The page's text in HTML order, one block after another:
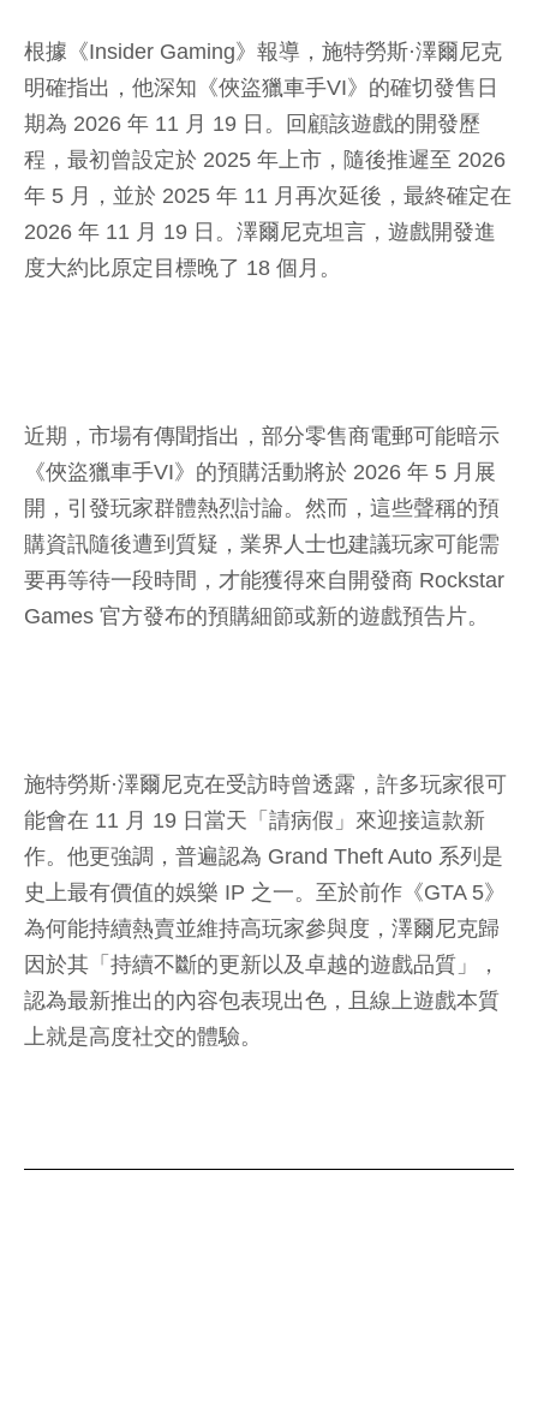
根據《Insider Gaming》報導，施特勞斯·澤爾尼克
明確指出，他深知《俠盜獵車手VI》的確切發售日
期為 2026 年 11 月 19 日。回顧該遊戲的開發歷
程，最初曾設定於 2025 年上市，隨後推遲至 2026
年 5 月，並於 2025 年 11 月再次延後，最終確定在
2026 年 11 月 19 日。澤爾尼克坦言，遊戲開發進
度大約比原定目標晚了 18 個月。
近期，市場有傳聞指出，部分零售商電郵可能暗示
《俠盜獵車手VI》的預購活動將於 2026 年 5 月展
開，引發玩家群體熱烈討論。然而，這些聲稱的預
購資訊隨後遭到質疑，業界人士也建議玩家可能需
要再等待一段時間，才能獲得來自開發商 Rockstar
Games 官方發布的預購細節或新的遊戲預告片。
施特勞斯·澤爾尼克在受訪時曾透露，許多玩家很可
能會在 11 月 19 日當天「請病假」來迎接這款新
作。他更強調，普遍認為 Grand Theft Auto 系列是
史上最有價值的娛樂 IP 之一。至於前作《GTA 5》
為何能持續熱賣並維持高玩家參與度，澤爾尼克歸
因於其「持續不斷的更新以及卓越的遊戲品質」，
認為最新推出的內容包表現出色，且線上遊戲本質
上就是高度社交的體驗。